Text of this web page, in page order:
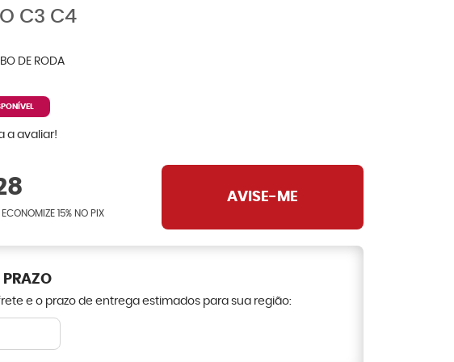
C3 C4
DE RODA
a avaliar!
ECONOMIZE 15% NO PIX
AVISE-ME
PRAZO
e o prazo de entrega estimados para sua região: